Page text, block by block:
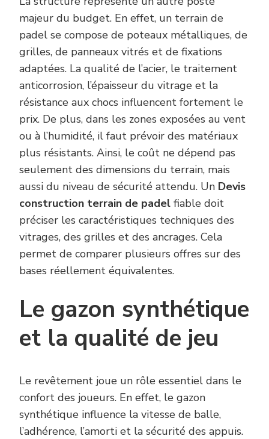
majeur du budget. En effet, un terrain de
padel se compose de poteaux métalliques, de
grilles, de panneaux vitrés et de fixations
adaptées. La qualité de l’acier, le traitement
anticorrosion, l’épaisseur du vitrage et la
résistance aux chocs influencent fortement le
prix. De plus, dans les zones exposées au vent
ou à l’humidité, il faut prévoir des matériaux
plus résistants. Ainsi, le coût ne dépend pas
seulement des dimensions du terrain, mais
aussi du niveau de sécurité attendu. Un Devis
construction terrain de padel fiable doit
préciser les caractéristiques techniques des
vitrages, des grilles et des ancrages. Cela
permet de comparer plusieurs offres sur des
bases réellement équivalentes.
Le gazon synthétique
et la qualité de jeu
Le revêtement joue un rôle essentiel dans le
confort des joueurs. En effet, le gazon
synthétique influence la vitesse de balle,
l’adhérence, l’amorti et la sécurité des appuis.